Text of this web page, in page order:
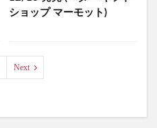
ショップ マーモット)
Next